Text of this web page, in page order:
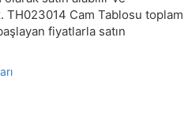
TH023014 Cam Tablosu toplam
fiyatlarla satın